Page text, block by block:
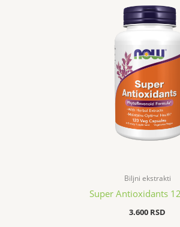
Biljni ekstrakti
Super Antioxidants
3.600 RSD